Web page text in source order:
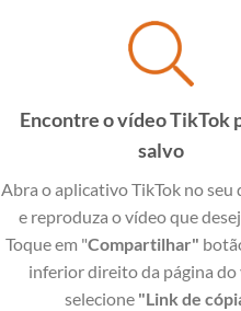
Encontre o vídeo TikTok
salvo
Abra o aplicativo TikTok no
e reproduza o vídeo que
Toque em "Compartilhar"
inferior direito da página do
selecione "Link de